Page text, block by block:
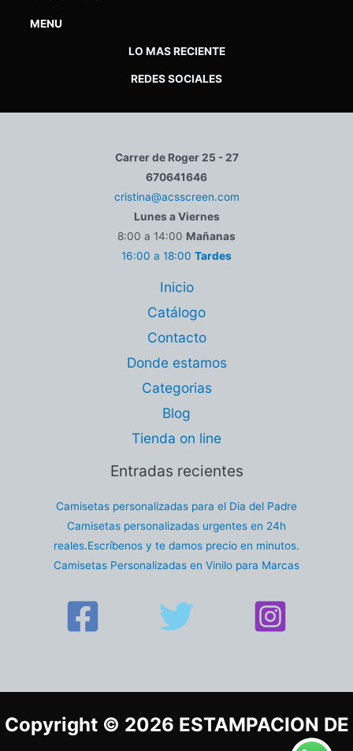
MENU
LO MAS RECIENTE
REDES SOCIALES
Carrer de Roger 25 - 27
670641646
cristina@acsscreen.com
Lunes a Viernes
8:00 a 14:00 Mañanas
16:00 a 18:00 Tardes
Inicio
Catálogo
Contacto
Donde estamos
Categorias
Blog
Tienda on line
Entradas recientes
Camisetas personalizadas para el Dia del Padre
Camisetas personalizadas urgentes en 24h
reales.Escríbenos y te damos precio en minutos.
Camisetas Personalizadas en Vinilo para Marcas
Copyright © 2026 ESTAMPACION DE